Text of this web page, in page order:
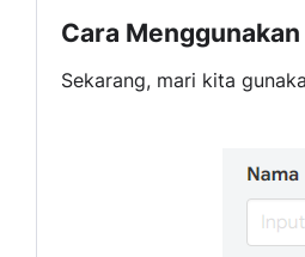
Cara
Sekarang, mari kita